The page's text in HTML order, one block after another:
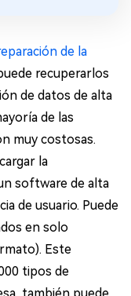
de la
recuperarlos
de datos de alta
de las
muy costosas.
la
software de alta
de usuario. Puede
en solo
Este
tipos de
también puede